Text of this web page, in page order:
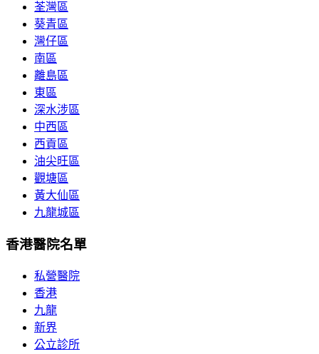
荃灣區
葵青區
灣仔區
南區
離島區
東區
深水涉區
中西區
西貢區
油尖旺區
觀塘區
黃大仙區
九龍城區
香港醫院名單
私營醫院
香港
九龍
新界
公立診所